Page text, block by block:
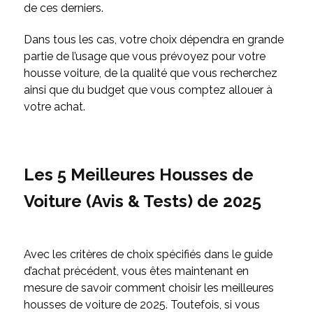
de ces derniers.
Dans tous les cas, votre choix dépendra en grande
partie de l’usage que vous prévoyez pour votre
housse voiture, de la qualité que vous recherchez
ainsi que du budget que vous comptez allouer à
votre achat.
Les 5 Meilleures Housses de
Voiture (Avis & Tests) de 2025
Avec les critères de choix spécifiés dans le guide
d’achat précédent, vous êtes maintenant en
mesure de savoir comment choisir les meilleures
housses de voiture de 2025. Toutefois, si vous